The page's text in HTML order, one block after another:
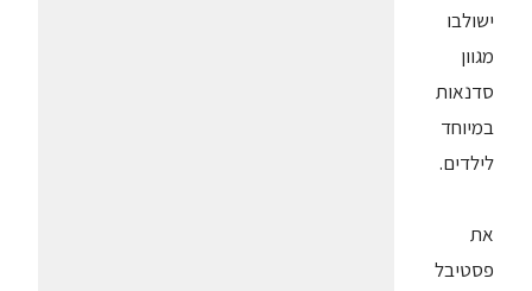
ישולבו
מגוון
סדנאות
במיוחד
לילדים.
את
פסטיבל